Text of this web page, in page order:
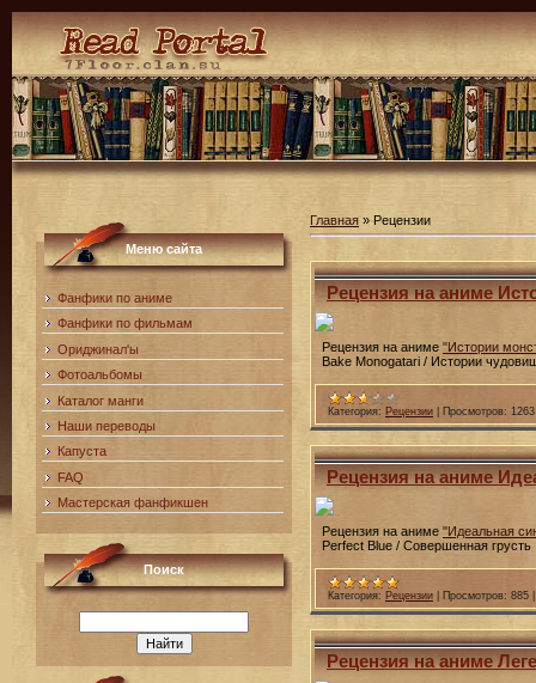
Меню сайта
Фанфики по аниме
Фанфики по фильмам
Ориджинал'ы
Фотоальбомы
Каталог манги
Наши переводы
Капуста
FAQ
Мастерская фанфикшен
Поиск
Главная » Рецензии
Рецензия на аниме
Рецензия на аниме "Истории
Bake Monogatari / Истории
Категория: Рецензии Просмотров: 1263
Рецензия на аниме
Рецензия на аниме "Идеальная
Perfect Blue / Совершенная грусть
Категория: Рецензии Просмотров: 885
Рецензия на аниме